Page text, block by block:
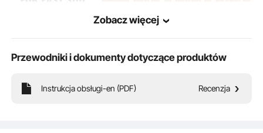
Zobacz więcej
Przewodniki i dokumenty dotyczące produktów
Instrukcja obsługi-en (PDF) Recenzja